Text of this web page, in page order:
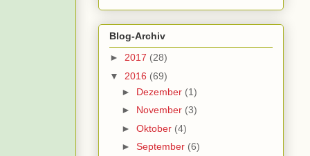
Blog-Archiv
► 2017 (28)
▼ 2016 (69)
► Dezember (1)
► November (3)
► Oktober (4)
► September (6)